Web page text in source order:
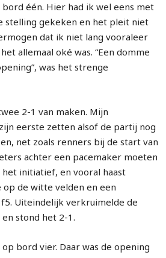
bord één. Hier had ik wel eens met
stelling gekeken en het pleit niet
dat ik niet lang vooraleer
allemaal oké was. “Een domme
was het strenge
2-1 van maken. Mijn
eerste zetten alsof de partij nog
net zoals renners bij de start van
achter een pacemaker moeten
initiatief, en vooral haast
de witte velden en een
Uiteindelijk verkruimelde de
stond het 2-1.
bord vier. Daar was de opening